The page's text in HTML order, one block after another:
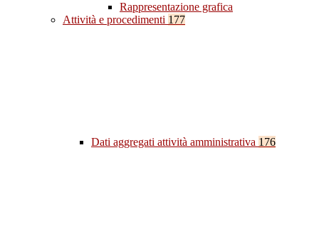
Rappresentazione grafica
Attività e procedimenti 177
Dati aggregati attività amministrativa 176